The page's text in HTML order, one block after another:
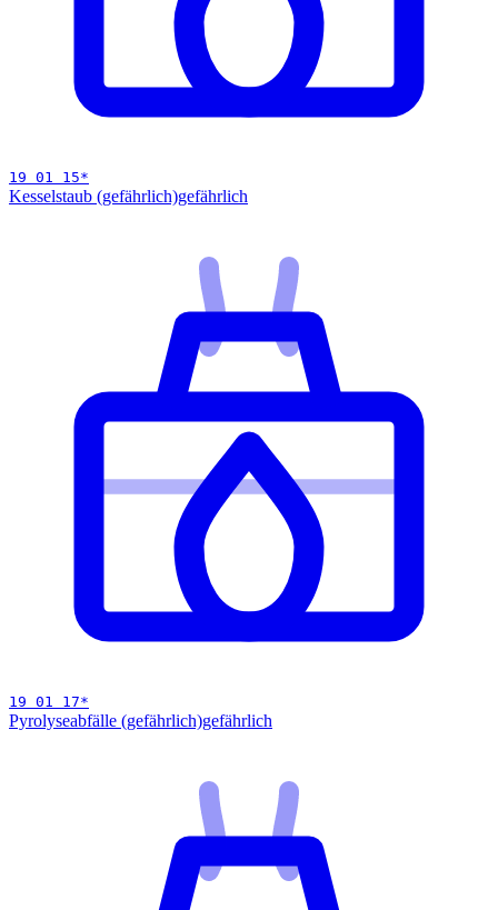
19 01 15*
Kesselstaub (gefährlich)gefährlich
19 01 17*
Pyrolyseabfälle (gefährlich)gefährlich